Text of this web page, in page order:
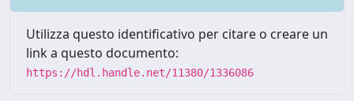
Utilizza questo identificativo per citare o creare un
link a questo documento:
https://hdl.handle.net/11380/1336086